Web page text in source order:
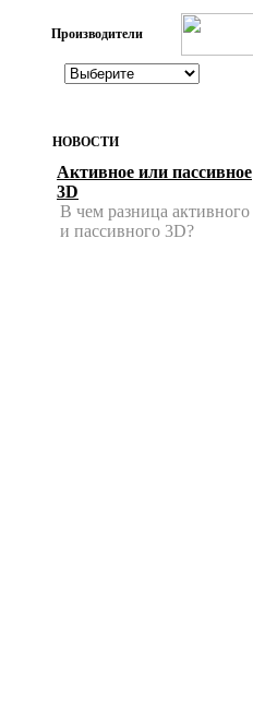
Производители
НОВОСТИ
Активное или пассивное
3D
В чем разница активного
и пассивного 3D?